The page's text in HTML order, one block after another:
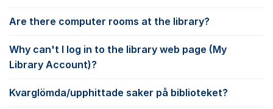
Are there computer rooms at the library?
Why can't I log in to the library web page (My
Library Account)?
Kvarglömda/upphittade saker på biblioteket?